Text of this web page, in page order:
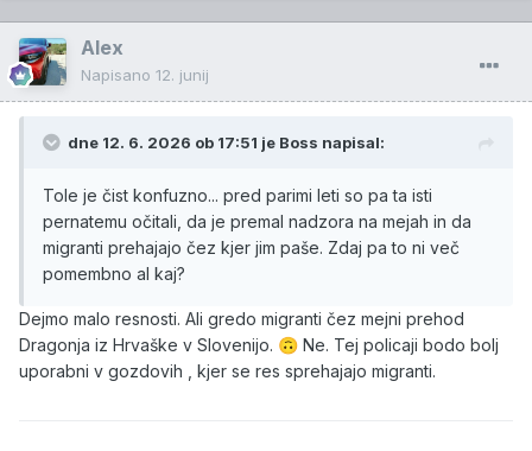
Alex
Napisano 12. junij
dne 12. 6. 2026 ob 17:51 je Boss napisal:
Tole je čist konfuzno... pred parimi leti so pa ta isti
pernatemu očitali, da je premal nadzora na mejah in da
migranti prehajajo čez kjer jim paše. Zdaj pa to ni več
pomembno al kaj?
Dejmo malo resnosti. Ali gredo migranti čez mejni prehod
Dragonja iz Hrvaške v Slovenijo. 🙃 Ne. Tej policaji bodo bolj
uporabni v gozdovih , kjer se res sprehajajo migranti.